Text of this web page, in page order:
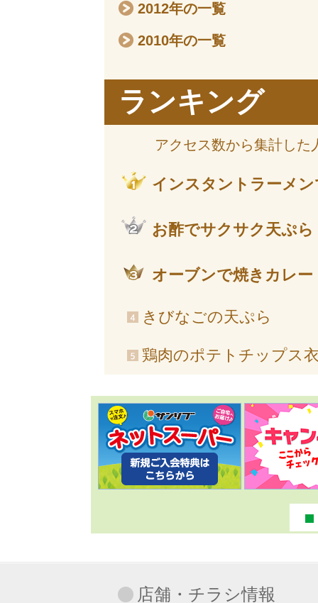
2012年の一覧
2010年の一覧
ランキング
アクセス数から集計した
インスタントラーメ
お酢でサクサク天ぷら
オーブンで焼きカレー
きびなごの天ぷら
鶏肉のポテトチップス
店舗・チラシ情報